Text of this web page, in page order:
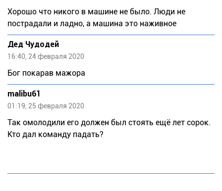
Хорошо что никого в машине не было. Люди не
пострадали и ладно, а машина это наживное
Дед Чудодей
16:40, 24 февраля 2020
Бог покарав мажора
malibu61
01:19, 25 февраля 2020
Так омолодили его должен был стоять ещё лет сорок.
Кто дал команду падать?